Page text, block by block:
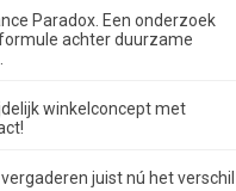
Paradox. Een onderzoek
achter duurzame
winkelconcept met
juist nú het verschil